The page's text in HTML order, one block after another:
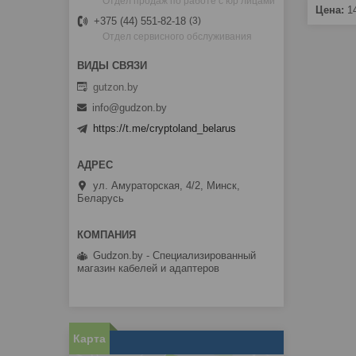
Цена:
+375 (44) 551-82-18 3
Отдел сервисного обслуживания
gutzon.by
info@gudzon.by
https://t.me/cryptoland_belarus
ул. Амураторская, 4/2, Минск,
Беларусь
Gudzon.by - Специализированный
магазин кабелей и адаптеров
Карта